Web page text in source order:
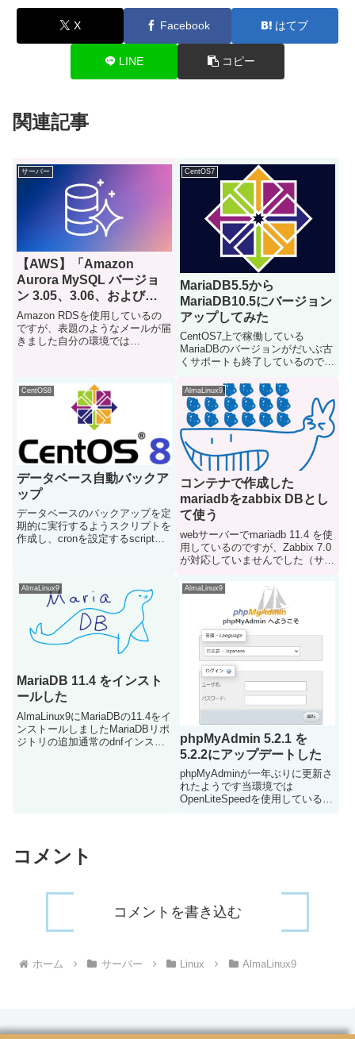
X Facebook はてブ
LINE コピー
関連記事
サーバー
【AWS】「Amazon
Aurora MySQL バージョ
ン 3.05、3.06、および
3.07 は 2025 年 8 月 31 日
に標準サポートを終了しま
す」とメールがきたので対
Amazon RDSを使用しているの
ですが、表題のようなメールが届
きました自分の環境では
終了するためバージョンアップす
CentOS7
MariaDB5.5から
MariaDB10.5にバージョン
アップしてみた
CentOS7上で稼働している
MariaDBのバージョンがだいぶ古
くサポートも終了しているのでバ
repoファイルを作成下記サイトに
接続してrepoファイルを作成する
CentOS7(x86_64)の場合は、↓か
ら飛...
CentOS8
データベース自動バックア
ップ
データベースのバックアップを定
期的に実行するようスクリプトを
作成し、cronを設定するscript作
ア...
AlmaLinux9
コンテナで作成した
mariadbをzabbix DBとし
て使う
webサーバーでmariadb 11.4 を使
用しているのですが、Zabbix 7.0
が対応していませんでした（サイ
が、サーバー上でインストールし
てサービス起動しようとするとバ
ージョンに対応してませんと表示
AlmaLinux9
MariaDB 11.4 をインスト
ールした
AlmaLinux9にMariaDBの11.4をイ
ンストールしましたMariaDBリポ
ジトリの追加通常のdnfインスト
AlmaLinux9
phpMyAdmin 5.2.1 を
5.2.2にアップデートした
phpMyAdminが一年ぶりに更新さ
れたようです当環境では
OpenLiteSpeedを使用しているた
コメント
コメントを書き込む
ホーム サーバー Linux AlmaLinux9